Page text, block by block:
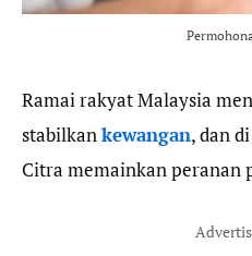
Ramai rakyat Malaysia
stabilkankewangan, dan
Citra memainkan peranan